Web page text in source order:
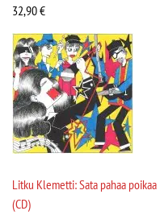
32,90€
Litku Klemetti: Sata pahaa poikaa
(CD)